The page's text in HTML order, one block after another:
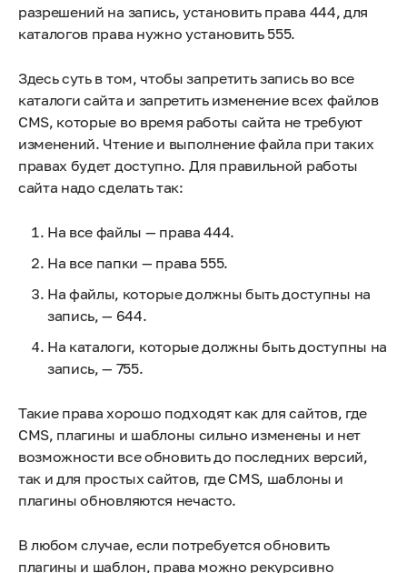
разрешений на запись, установить права 444, для
каталогов права нужно установить 555.
Здесь суть в том, чтобы запретить запись во все
каталоги сайта и запретить изменение всех файлов
CMS, которые во время работы сайта не требуют
изменений. Чтение и выполнение файла при таких
правах будет доступно. Для правильной работы
сайта надо сделать так:
На все файлы — права 444.
На все папки — права 555.
На файлы, которые должны быть доступны на
запись, — 644.
На каталоги, которые должны быть доступны на
запись, — 755.
Такие права хорошо подходят как для сайтов, где
CMS, плагины и шаблоны сильно изменены и нет
возможности все обновить до последних версий,
так и для простых сайтов, где CMS, шаблоны и
плагины обновляются нечасто.
В любом случае, если потребуется обновить
плагины и шаблон, права можно рекурсивно